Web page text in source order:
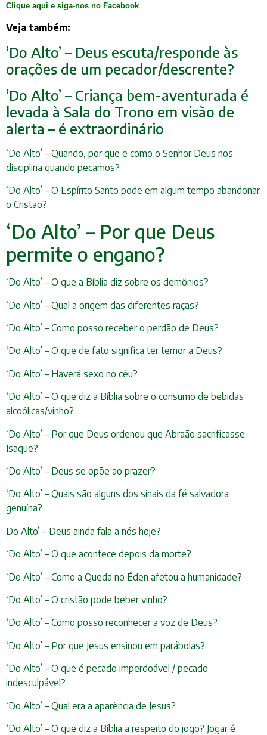
Clique aqui e siga-nos no Facebook
Veja também:
‘Do Alto’ – Deus escuta/responde às
orações de um pecador/descrente?
‘Do Alto’ – Criança bem-aventurada é
levada à Sala do Trono em visão de
alerta – é extraordinário
‘Do Alto’ – Quando, por que e como o Senhor Deus nos
disciplina quando pecamos?
‘Do Alto’ – O Espírito Santo pode em algum tempo abandonar
o Cristão?
‘Do Alto’ – Por que Deus
permite o engano?
‘Do Alto’ – O que a Bíblia diz sobre os demônios?
‘Do Alto’ – Qual a origem das diferentes raças?
‘Do Alto’ – Como posso receber o perdão de Deus?
‘Do Alto’ – O que de fato significa ter temor a Deus?
‘Do Alto’ – Haverá sexo no céu?
‘Do Alto’ – O que diz a Bíblia sobre o consumo de bebidas
alcoólicas/vinho?
‘Do Alto’ – Por que Deus ordenou que Abraão sacrificasse
Isaque?
‘Do Alto’ – Deus se opõe ao prazer?
‘Do Alto’ – Quais são alguns dos sinais da fé salvadora
genuína?
Do Alto’ – Deus ainda fala a nós hoje?
‘Do Alto’ – O que acontece depois da morte?
‘Do Alto’ – Como a Queda no Éden afetou a humanidade?
‘Do Alto’ – O cristão pode beber vinho?
‘Do Alto’ – Como posso reconhecer a voz de Deus?
‘Do Alto’ – Por que Jesus ensinou em parábolas?
‘Do Alto’ – O que é pecado imperdoável / pecado
indesculpável?
‘Do Alto’ – Qual era a aparência de Jesus?
‘Do Alto’ – O que diz a Bíblia a respeito do jogo? Jogar é